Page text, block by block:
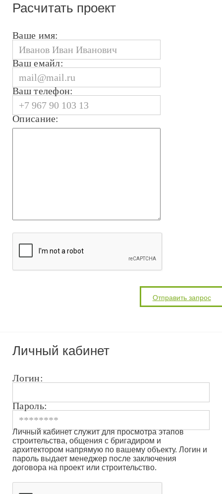
Расчитать проект
Ваше имя:
Ваш емайл:
Ваш телефон:
Описание:
Личный кабинет
Логин:
Пароль:
Личный кабинет служит для просмотра этапов
строительства, общения с бригадиром и
архитектором напрямую по вашему объекту. Логин и
пароль выдает менеджер после заключения
договора на проект или строительство.